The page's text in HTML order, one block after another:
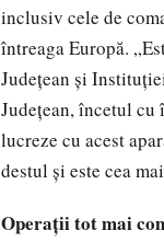
inclusiv cele de
întreaga Europă.
Judeţean şi
Judeţean, încetul cu
lucreze cu acest
destul şi este cea
Operaţii tot mai